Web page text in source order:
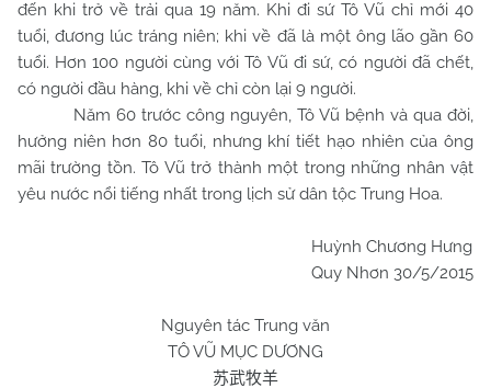
đến khi trở về trải qua 19 năm. Khi đi sứ Tô Vũ chỉ mới 40
tuổi, đương lúc tráng niên; khi về đã là một ông lão gần 60
tuổi. Hơn 100 người cùng với Tô Vũ đi sứ, có người đã chết,
có người đầu hàng, khi về chỉ còn lại 9 người.
Năm 60 trước công nguyên, Tô Vũ bệnh và qua đời,
hưởng niên hơn 80 tuổi, nhưng khí tiết hạo nhiên của ông
mãi trường tồn. Tô Vũ trở thành một trong những nhân vật
yêu nước nổi tiếng nhất trong lịch sử dân tộc Trung Hoa.
Huỳnh Chương Hưng
Quy Nhơn 30/5/2015
Nguyên tác Trung văn
TÔ VŨ MỤC DƯƠNG
苏武牧羊